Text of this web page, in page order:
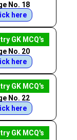
No. 18
here
GK MCQ's
No. 20
here
GK MCQ's
No. 22
here
GK MCQ's